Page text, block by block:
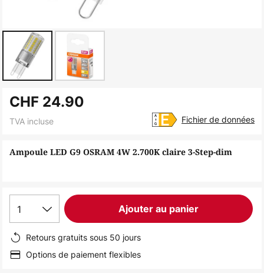
to
the
of
gallery
Ampoule LED G9 OSRAM 4W 2.700K claire 3-Step-dim
CHF 24.90
TVA incluse Fichier de données
1 Ajouter au panier
Retours gratuits sous 50 jours
Options de paiement flexibles